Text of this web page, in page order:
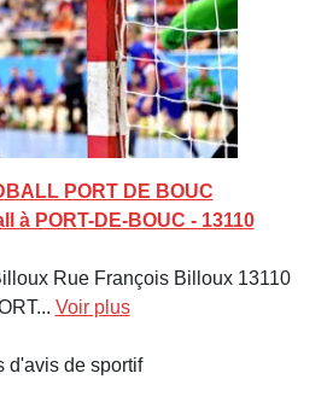
PORT DE BOUC
à PORT-DE-BOUC - 13110
Rue François Billoux 13110
Voir plus
d'avis de sportif